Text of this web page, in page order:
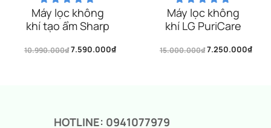
Máy lọc không
khí tạo ẩm Sharp
10.990.000₫ 7.590.000₫
Máy lọc không
khí LG PuriCare
AS20GPYU0-
15.000.000₫ 7.250.000₫
HOTLINE: 0941077979